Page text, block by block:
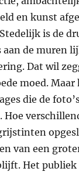
en kunst
is de
aan de muren
Dat wil
moed. Maar
die de
Hoe
van een
Het